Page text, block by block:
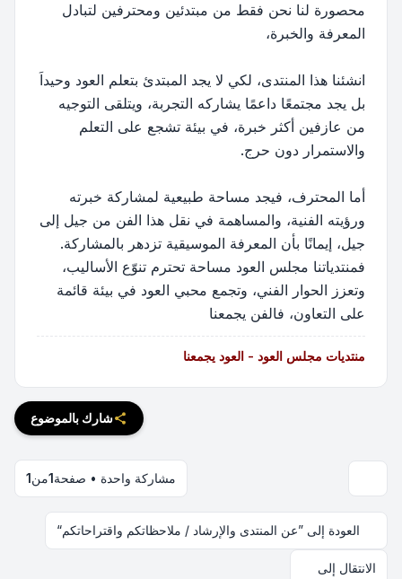
محصورة لنا نحن فقط من مبتدئين ومحترفين لتبادل
المعرفة والخبرة،
انشئنا هذا المنتدى، لكي لا يجد المبتدئ بتعلم العود وحيداَ
بل يجد مجتمعًا داعمًا يشاركه التجربة، ويتلقى التوجيه
من عازفين أكثر خبرة، في بيئة تشجع على التعلم
والاستمرار دون حرج.
أما المحترف، فيجد مساحة طبيعية لمشاركة خبرته
ورؤيته الفنية، والمساهمة في نقل هذا الفن من جيل إلى
جيل، إيمانًا بأن المعرفة الموسيقية تزدهر بالمشاركة.
فمنتدياتنا مجلس العود مساحة تحترم تنوّع الأساليب،
وتعزز الحوار الفني، وتجمع محبي العود في بيئة قائمة
على التعاون، فالفن يجمعنا
منتديات مجلس العود - العود يجمعنا
شارك بالموضوع
مشاركة واحدة • صفحة1من1
العودة إلى ”عن المنتدى والإرشاد / ملاحظاتكم واقتراحاتكم“
الانتقال إلى